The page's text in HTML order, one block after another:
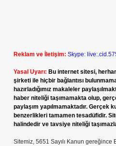
Reklam ve İletişim: Skype:
Yasal Uyarı: Bu internet sitesi,
şirketi ile hiçbir bağlantısı
hazırladığımız makaleler
haber niteliği taşımamakta olup,
paylaşım yapılmamaktadır. Gerçek
benzerlikleri tamamen tesadüfidir.
halindedir ve tavsiye niteliği
Sitemiz, 5651 Sayılı Kanun